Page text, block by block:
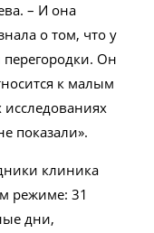
– И она
о том, что у
перегородки. Он
к малым
показали».
клиника
режиме: 31
дни,